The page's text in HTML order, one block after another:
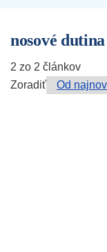
nosové dutina
2 zo 2 článkov
Zoradiť